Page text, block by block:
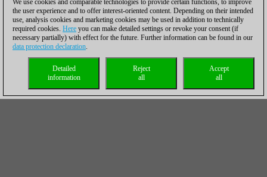
We use cookies and comparable technologies to provide certain functions, to improve
the user experience and to offer interest-oriented content. Depending on their intended
use, analysis cookies and marketing cookies may be used in addition to technically
required cookies. Here you can make detailed settings or revoke your consent (if
necessary partially) with effect for the future. Further information can be found in our
data protection declaration.
Accept
all
Reject
all
Detailed
information